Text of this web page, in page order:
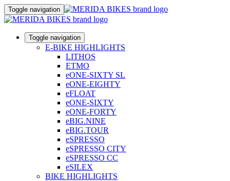
Toggle navigation
Toggle navigation
E-BIKE HIGHLIGHTS
LITHOS
ETMO
eONE-SIXTY SL
eONE-EIGHTY
eFLOAT
eONE-SIXTY
eONE-FORTY
eBIG.NINE
eBIG.TOUR
eSPRESSO
eSPRESSO CITY
eSPRESSO CC
eSILEX
BIKE HIGHLIGHTS